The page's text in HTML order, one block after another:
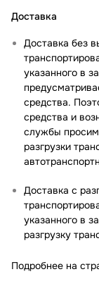
Доставка
Доставка без
указанного в
средства.
средства и
службы просим
разгрузки
Доставка с
указанного в
разгрузку
Подробнее на